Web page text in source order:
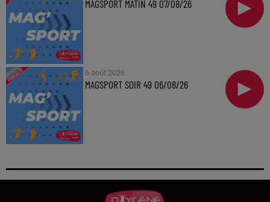
MAGSPORT MATIN 49 07/08/26
6 août 2026
MAGSPORT SOIR 49 06/08/26